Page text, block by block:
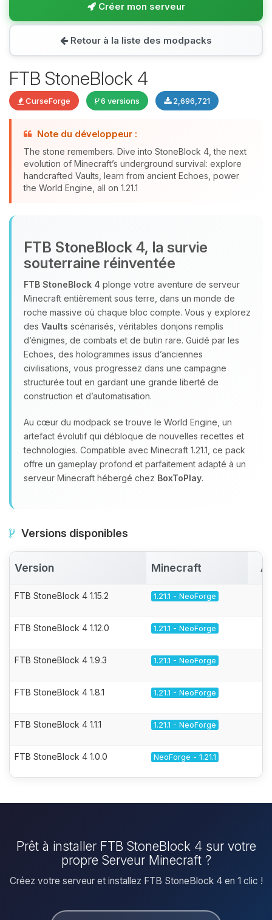
Créer mon serveur
Retour à la liste des modpacks
FTB StoneBlock 4
CurseForge 6 versions 2,696,721
Note du développeur :
The stone remembers. Dive into StoneBlock 4, the next
evolution of Minecraft’s underground survival: explore
handcrafted Vaults, learn from ancient Echoes, power
the World Engine, all on 1.21.1
FTB StoneBlock 4, la survie
souterraine réinventée
FTB StoneBlock 4 plonge votre aventure de serveur
Minecraft entièrement sous terre, dans un monde de
roche massive où chaque bloc compte. Vous y explorez
des Vaults scénarisés, véritables donjons remplis
d’énigmes, de combats et de butin rare. Guidé par les
Echoes, des hologrammes issus d’anciennes
civilisations, vous progressez dans une campagne
structurée tout en gardant une grande liberté de
construction et d’automatisation.
Au cœur du modpack se trouve le World Engine, un
artefact évolutif qui débloque de nouvelles recettes et
technologies. Compatible avec Minecraft 1.21.1, ce pack
offre un gameplay profond et parfaitement adapté à un
serveur Minecraft hébergé chez BoxToPlay.
Versions disponibles
Version Minecraft
FTB StoneBlock 4 1.15.2 1.21.1 - NeoForge
FTB StoneBlock 4 1.12.0 1.21.1 - NeoForge
FTB StoneBlock 4 1.9.3 1.21.1 - NeoForge
FTB StoneBlock 4 1.8.1 1.21.1 - NeoForge
FTB StoneBlock 4 1.1.1 1.21.1 - NeoForge
FTB StoneBlock 4 1.0.0 NeoForge - 1.21.1
Prêt à installer FTB StoneBlock 4 sur votre
propre Serveur Minecraft ?
Créez votre serveur et installez FTB StoneBlock 4 en 1 clic !
Youpi, enfin quelqu’un pour me
parler ! Moi c’est Choupy, ton petit
07/08/2026 à 04:41